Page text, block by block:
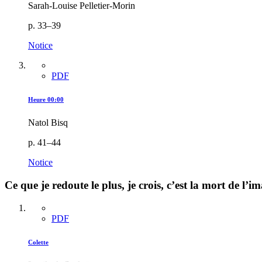
Sarah-Louise Pelletier-Morin
p. 33–39
Notice
PDF
Heure 00:00
Natol Bisq
p. 41–44
Notice
Ce que je redoute le plus, je crois, c’est la mort de
PDF
Colette